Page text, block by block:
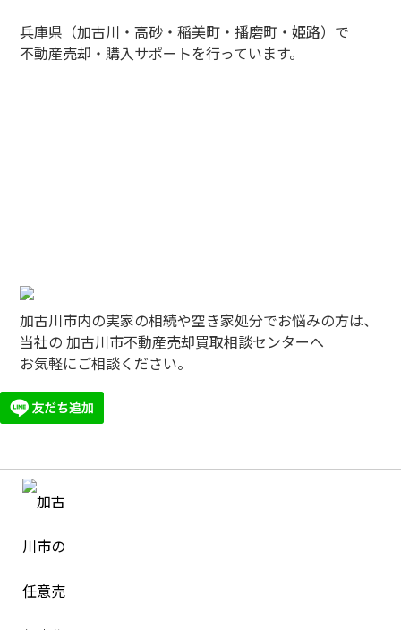
兵庫県（加古川・高砂・稲美町・播磨町・姫路）で
不動産売却・購入サポートを行っています。
加古川市内の実家の相続や空き家処分でお悩みの方は、
当社の 加古川市不動産売却買取相談センターへ
お気軽にご相談ください。